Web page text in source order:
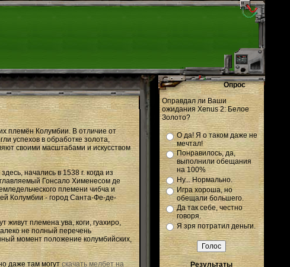
племён Колумбии. В отличие от
успехов в обработке золота,
своими масштабами и искусством
начались в 1538 г. когда из
Гонсало Хименесом де
племени чибча и
Колумбии - город Санта-Фе-де-
племена ува, коги, гуахиро,
не полный перечень
момент положение колумбийских,
даже там могутскачать мелбет на
Опрос
Оправдал ли Ваши
ожидания Xenus 2: Белое
Золото?
О да! Я о таком даже не
мечтал!
Понравилось, да,
выполнили обещания
на 100%
Ну... Нормально.
Игра хороша, но
обещали большего.
Да так себе, честно
говоря.
Я зря потратил деньги.
Результаты